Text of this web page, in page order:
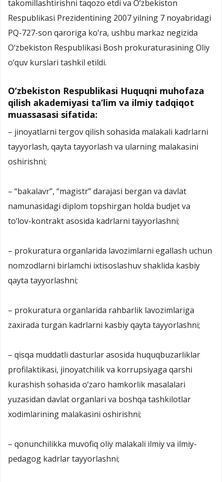
takomillashtirishni taqozo etdi va O‘zbekiston
Respublikasi Prezidentining 2007 yilning 7 noyabridagi
PQ-727-son qaroriga ko‘ra, ushbu markaz negizida
O‘zbekiston Respublikasi Bosh prokuraturasining Oliy
o‘quv kurslari tashkil etildi.
O‘zbekiston Respublikasi Huquqni muhofaza
qilish akademiyasi ta’lim va ilmiy tadqiqot
muassasasi sifatida:
– jinoyatlarni tergov qilish sohasida malakali kadrlarni
tayyorlash, qayta tayyorlash va ularning malakasini
oshirishni;
– “bakalavr”, “magistr” darajasi bergan va davlat
namunasidagi diplom topshirgan holda budjet va
to‘lov-kontrakt asosida kadrlarni tayyorlashni;
– prokuratura organlarida lavozimlarni egallash uchun
nomzodlarni birlamchi ixtisoslashuv shaklida kasbiy
qayta tayyorlashni;
– prokuratura organlarida rahbarlik lavozimlariga
zaxirada turgan kadrlarni kasbiy qayta tayyorlashni;
– qisqa muddatli dasturlar asosida huquqbuzarliklar
profilaktikasi, jinoyatchilik va korrupsiyaga qarshi
kurashish sohasida o‘zaro hamkorlik masalalari
yuzasidan davlat organlari va boshqa tashkilotlar
xodimlarining malakasini oshirishni;
– qonunchilikka muvofiq oliy malakali ilmiy va ilmiy-
pedagog kadrlar tayyorlashni;